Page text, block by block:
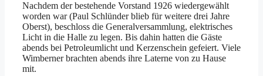
Nachdem der bestehende Vorstand 1926 wiedergewählt
worden war (Paul Schlünder blieb für weitere drei Jahre
Oberst), beschloss die Generalversammlung, elektrisches
Licht in die Halle zu legen. Bis dahin hatten die Gäste
abends bei Petroleumlicht und Kerzenschein gefeiert. Viele
Wimberner brachten abends ihre Laterne von zu Hause
mit.